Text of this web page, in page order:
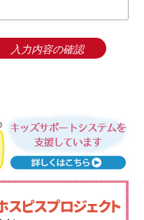
、改竄、漏洩等が生じぬよう安
人情報の取り扱いを業者へ委託
だ上で、委託業者の監督は、当
内で、かつ業務の遂行上必要な
の取り扱いを第三者に委託する
約を締結し、その責任の所在を
かつ適切な監督を行います。
、個人情報を第三者に提供しま